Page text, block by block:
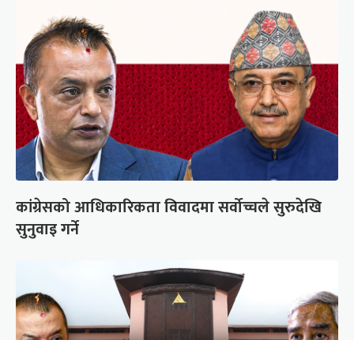
कांग्रेसको आधिकारिकता विवादमा सर्वोच्चले सुरुदेखि
सुनुवाइ गर्ने